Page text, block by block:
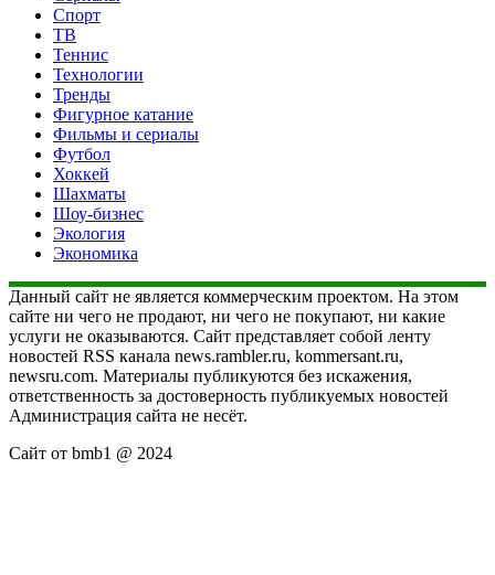
Спорт
ТВ
Теннис
Технологии
Тренды
Фигурное катание
Фильмы и сериалы
Футбол
Хоккей
Шахматы
Шоу-бизнес
Экология
Экономика
Данный сайт не является коммерческим проектом. На этом
сайте ни чего не продают, ни чего не покупают, ни какие
услуги не оказываются. Сайт представляет собой ленту
новостей RSS канала news.rambler.ru, kommersant.ru,
newsru.com. Материалы публикуются без искажения,
ответственность за достоверность публикуемых новостей
Администрация сайта не несёт.
Сайт от bmb1 @ 2024